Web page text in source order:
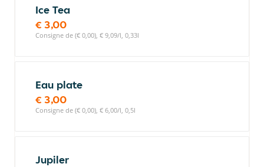
Ice Tea
€ 3,00
Consigne de (€ 0,00), € 9,09/l, 0,33l
Eau plate
€ 3,00
Consigne de (€ 0,00), € 6,00/l, 0,5l
Jupiler